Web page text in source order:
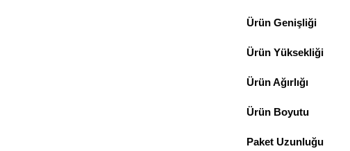
Ürün Genişliği
Ürün Yüksekliği
Ürün Ağırlığı
Ürün Boyutu
Paket Uzunluğu